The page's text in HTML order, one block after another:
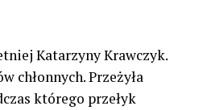
Katarzyny Krawczyk.
chłonnych. Przeżyła
którego przełyk